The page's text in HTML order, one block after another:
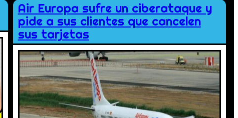
Air Europa sufre un ciberataque y
pide a sus clientes que cancelen
sus tarjetas